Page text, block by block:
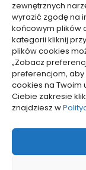
zewnętrznych
wyrazić zgodę na
końcowym plików
kategorii kliknij
plików cookies
„Zobacz
preferencjom,
cookies na Twoim
Ciebie zakresie
znajdziesz w
Lubisz pisać
wiedzą z
swoją wiedzą z
Polityka plików
Polityka